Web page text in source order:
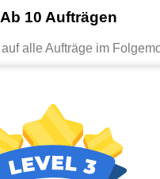
Ab 10 Aufträgen
auf alle Aufträge im